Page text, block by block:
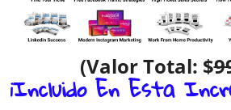
(Valor Total: $
¡Incluido En Esta